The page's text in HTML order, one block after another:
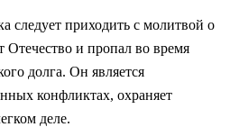
следует приходить с молитвой о
Отечество и пропал во время
долга. Он является
конфликтах, охраняет
деле.